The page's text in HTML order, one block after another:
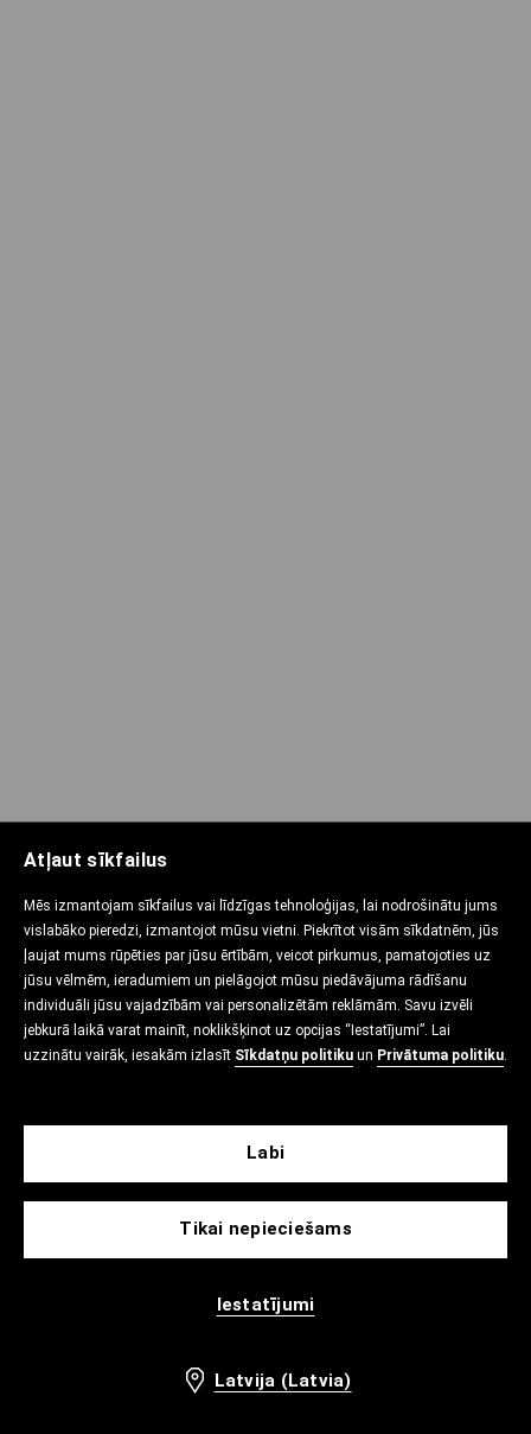
Atļaut sīkfailus
Mēs izmantojam sīkfailus vai līdzīgas tehnoloģijas, lai nodrošinātu jums
vislabāko pieredzi, izmantojot mūsu vietni. Piekrītot visām sīkdatnēm, jūs
ļaujat mums rūpēties par jūsu ērtībām, veicot pirkumus, pamatojoties uz
jūsu vēlmēm, ieradumiem un pielāgojot mūsu piedāvājuma rādīšanu
individuāli jūsu vajadzībām vai personalizētām reklāmām. Savu izvēli
jebkurā laikā varat mainīt, noklikšķinot uz opcijas “Iestatījumi”. Lai
uzzinātu vairāk, iesakām izlasīt Sīkdatņu politiku un Privātuma politiku.
Tikai nepieciešams
Iestatījumi
Labi
Latvija (Latvia)